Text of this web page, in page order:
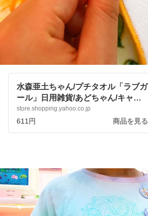
水森亜土ちゃん/プチタオル「ラブガ
ール」日用雑貨/あどちゃん/キャラ
クターグッズ :pjbenteau7:アートサ
ロン和錆 - 通販 - Yahoo!ショッピン
グ
store.shopping.yahoo.co.jp
611円 商品を見る